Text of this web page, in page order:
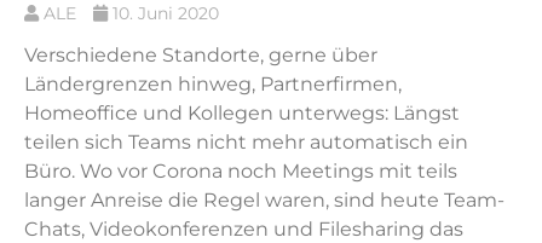
ALE 10. Juni 2020
Verschiedene Standorte, gerne über
Ländergrenzen hinweg, Partnerfirmen,
Homeoffice und Kollegen unterwegs: Längst
teilen sich Teams nicht mehr automatisch ein
Büro. Wo vor Corona noch Meetings mit teils
langer Anreise die Regel waren, sind heute Team-
Chats, Videokonferenzen und Filesharing das